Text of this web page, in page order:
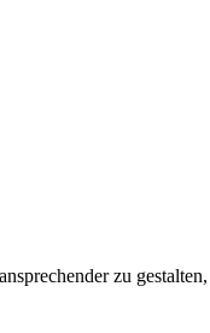
zu